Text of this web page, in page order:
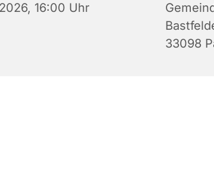
2026, 16:00 Uhr
33098